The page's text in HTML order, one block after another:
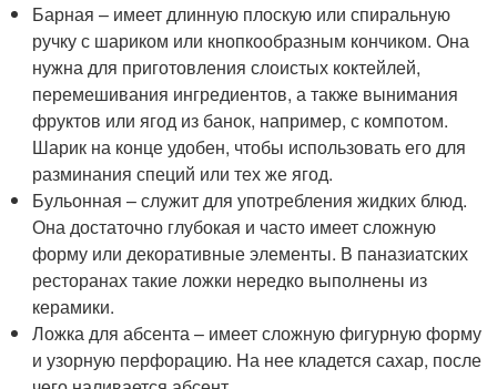
Барная – имеет длинную плоскую или спиральную
ручку с шариком или кнопкообразным кончиком. Она
нужна для приготовления слоистых коктейлей,
перемешивания ингредиентов, а также вынимания
фруктов или ягод из банок, например, с компотом.
Шарик на конце удобен, чтобы использовать его для
разминания специй или тех же ягод.
Бульонная – служит для употребления жидких блюд.
Она достаточно глубокая и часто имеет сложную
форму или декоративные элементы. В паназиатских
ресторанах такие ложки нередко выполнены из
керамики.
Ложка для абсента – имеет сложную фигурную форму
и узорную перфорацию. На нее кладется сахар, после